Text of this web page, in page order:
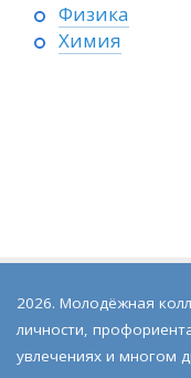
Физика
Химия
2026. Молодёжная
личности,
увлечениях и многом